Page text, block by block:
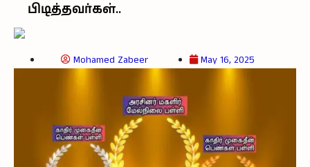
பிடித்தவர்கள்..
Mohamed Zabeer May 16, 2025